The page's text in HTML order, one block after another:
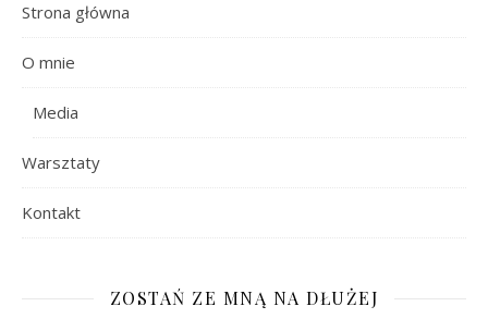
Strona główna
O mnie
Media
Warsztaty
Kontakt
ZOSTAŃ ZE MNĄ NA DŁUŻEJ